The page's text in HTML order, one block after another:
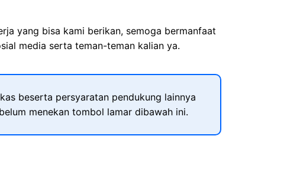
yang bisa kami berikan, semoga bermanfaat
media serta teman-teman kalian ya.
beserta persyaratan pendukung lainnya
menekan tombol lamar dibawah ini.